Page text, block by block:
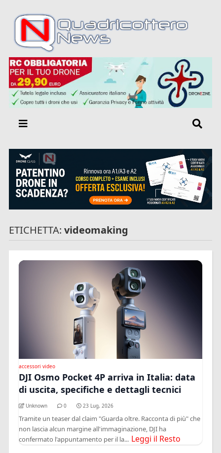
ETICHETTA:videomaking
accessori video
DJI Osmo Pocket 4P arriva in Italia: data
di uscita, specifiche e dettagli tecnici
Unknown 0 23 Lug, 2026
Tramite un teaser dal claim "Guarda oltre. Racconta di più" che
non lascia alcun margine all'immaginazione, DJI ha
confermato l'appuntamento per il la... Leggi il Resto